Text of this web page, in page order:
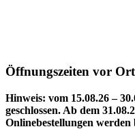
Öffnungszeiten vor
Hinweis: vom 15.08.26 –
geschlossen. Ab dem
Onlinebestellungen werden